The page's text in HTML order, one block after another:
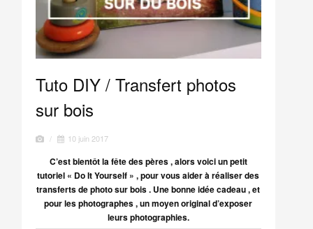
Tuto DIY / Transfert photos
sur bois
/ 10 juin 2017
C’est bientôt la fête des pères , alors voici un petit
tutoriel « Do It Yourself » , pour vous aider à réaliser des
transferts de photo sur bois . Une bonne idée cadeau , et
pour les photographes , un moyen original d’exposer
leurs photographies.